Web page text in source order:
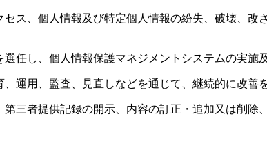
ス、個人情報及び特定個人情報の紛失、破壊、
任し、個人情報保護マネジメントシステムの実施
運用、監査、見直しなどを通じて、継続的に改善
三者提供記録の開示、内容の訂正・追加又は削